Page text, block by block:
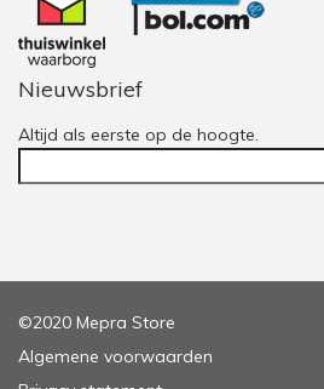
Nieuwsbrief
Altijd als eerste op de hoogte.
©2020 Mepra Store
Algemene voorwaarden